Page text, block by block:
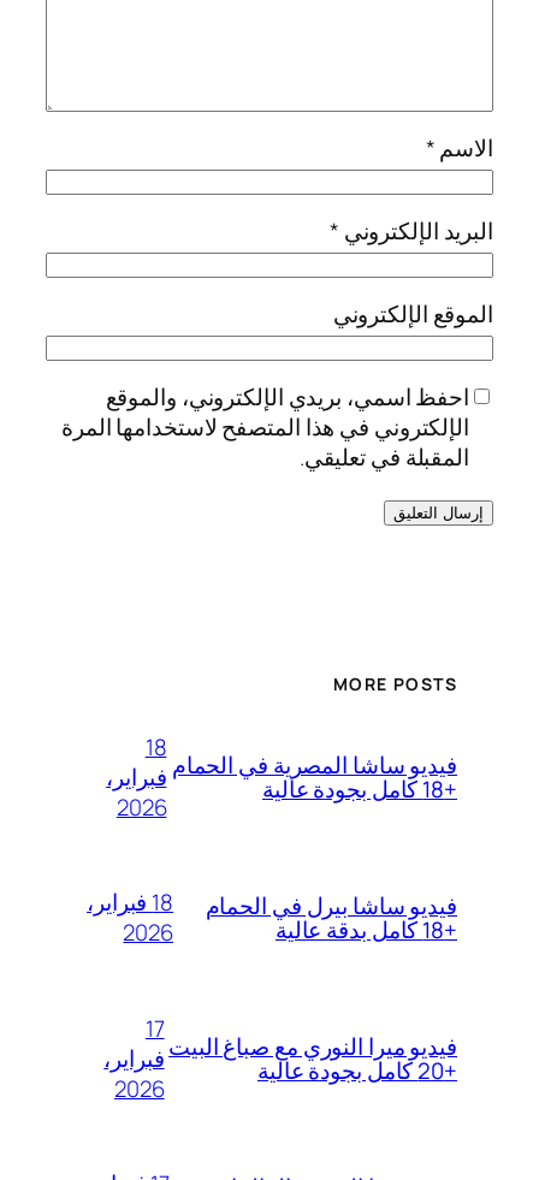
الاسم*
البريد الإلكتروني *
الموقع الإلكتروني
احفظ اسمي، بريدي الإلكتروني، والموقع
الإلكتروني في هذا المتصفح لاستخدامها المرة
المقبلة في تعليقي.
MORE POSTS
فيديو ساشا المصرية في الحمام
+18 كامل بجودة عالية
18
فبراير،
2026
فيديو ساشا بيرل في الحمام
+18 كامل بدقة عالية
18 فبراير،
2026
فيديو ميرا النوري مع صباغ البيت
+20 كامل بجودة عالية
17
فبراير،
2026